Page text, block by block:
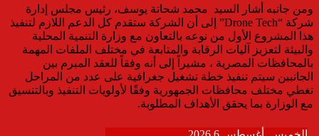
ومن جانبه أشار السيد محمد شحاتة يوسف، رئيس مجلس إدارة
شركة “Drone Tech” إلى أن الشركة ستقدم كل الدعم اللازم لتنفيذ
هذا المشروع الأول من نوعه بالتعاون مع وزارة التنمية المحلية
والبيئة لتعزيز آليات الرقابة والمتابعة في مختلف الملفات المهمة
بالمحافظات المصرية ، مشيراً إلى أنه وفقاً للعقد المبرم بين
الجانبين سيتم تنفيذ خطة تشغيل جغرافية على عدد من المراحل
تغطي مختلف محافظات الجمهورية وفقًا لأولويات التنفيذ وبالتنسيق
مع الوزارة بما يحقق الأهداف المطلوبة.